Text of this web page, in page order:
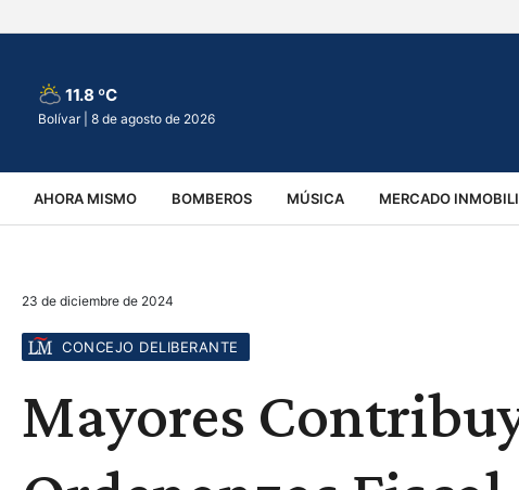
11.8 ºC
Bolívar | 8 de agosto de 2026
AHORA MISMO BOMBEROS MÚSICA MERCADO
VIRALES ACCIDENTES
23 de diciembre de 2024
CONCEJO DELIBERANTE
Mayores